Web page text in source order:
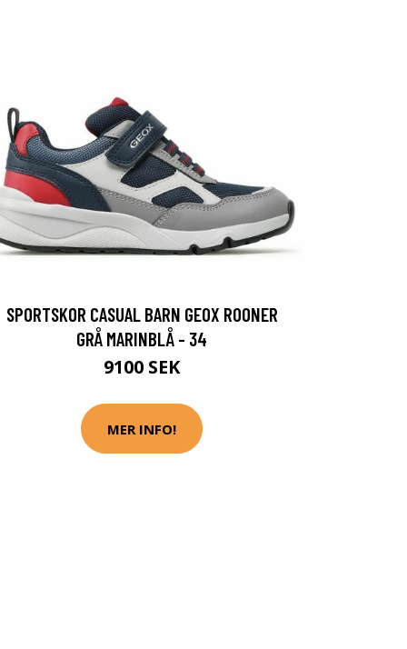
SPORTSKOR CASUAL BARN GEOX ROONER
GRÅ MARINBLÅ - 34
9100 SEK
MER INFO!